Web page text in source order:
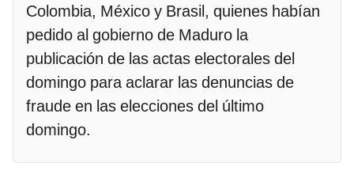
Colombia, México y Brasil, quienes habían
pedido al gobierno de Maduro la
publicación de las actas electorales del
domingo para aclarar las denuncias de
fraude en las elecciones del último
domingo.